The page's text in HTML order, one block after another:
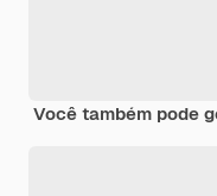
Você também pode